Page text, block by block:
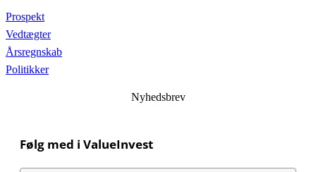
Prospekt
Vedtægter
Årsregnskab
Politikker
Nyhedsbrev
Følg med i ValueInvest